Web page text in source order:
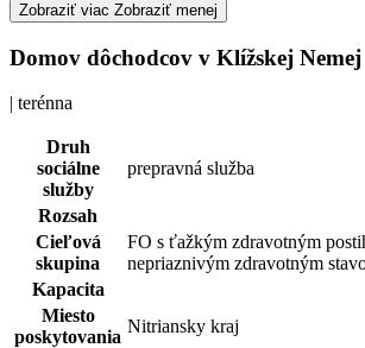
Zobraziť viac Zobraziť menej
Domov dôchodcov v Klížskej Nemej
| terénna
Druh
sociálne
služby
prepravná služba
Rozsah
Cieľová
skupina
FO s ťažkým zdravotným
nepriaznivým zdravotným
Kapacita
Miesto
poskytovania
Nitriansky kraj